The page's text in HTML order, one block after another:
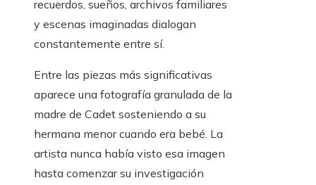
recuerdos, sueños, archivos familiares
y escenas imaginadas dialogan
constantemente entre sí.
Entre las piezas más significativas
aparece una fotografía granulada de la
madre de Cadet sosteniendo a su
hermana menor cuando era bebé. La
artista nunca había visto esa imagen
hasta comenzar su investigación